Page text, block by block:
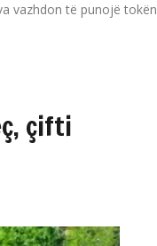
vazhdon të punojë tokën
çifti